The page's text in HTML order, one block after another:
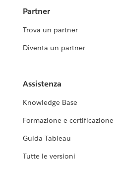
Partner
Trova un partner
Diventa un partner
Assistenza
Knowledge Base
Formazione e certificazione
Guida Tableau
Tutte le versioni